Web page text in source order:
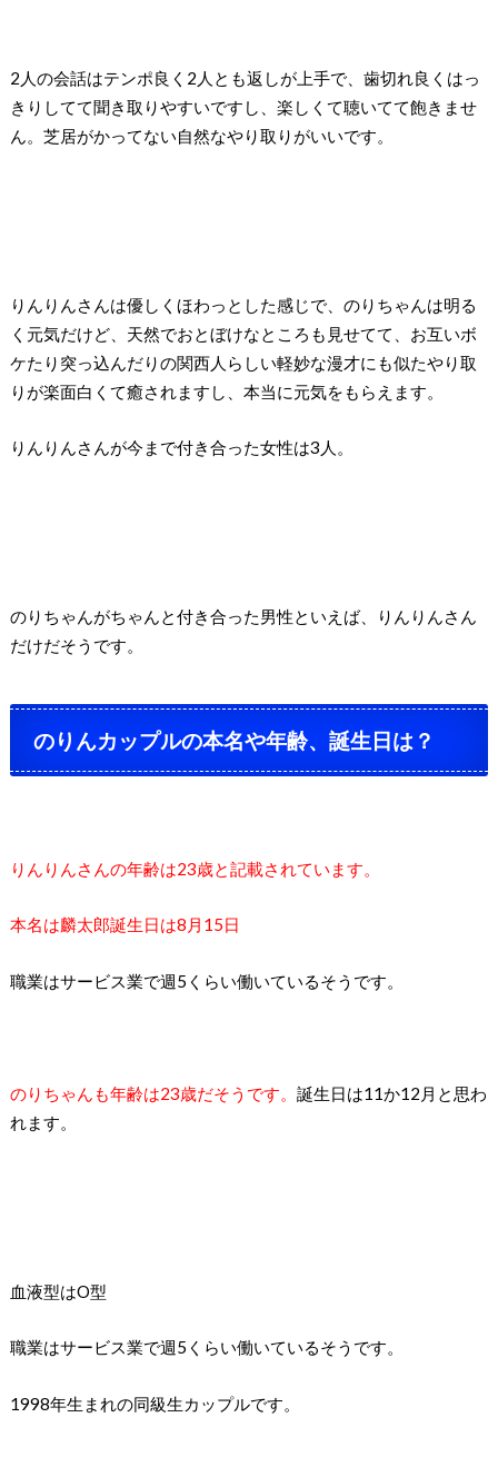
2人の会話はテンポ良く2人とも返しが上手で、歯切れ良くはっ
きりしてて聞き取りやすいですし、楽しくて聴いてて飽きませ
ん。芝居がかってない自然なやり取りがいいです。
りんりんさんは優しくほわっとした感じで、のりちゃんは明る
く元気だけど、天然でおとぼけなところも見せてて、お互いボ
ケたり突っ込んだりの関西人らしい軽妙な漫才にも似たやり取
りが楽面白くて癒されますし、本当に元気をもらえます。
りんりんさんが今まで付き合った女性は3人。
のりちゃんがちゃんと付き合った男性といえば、りんりんさん
だけだそうです。
のりんカップルの本名や年齢、誕生日は？
りんりんさんの年齢は23歳と記載されています。
本名は麟太郎誕生日は8月15日
職業はサービス業で週5くらい働いているそうです。
のりちゃんも年齢は23歳だそうです。 誕生日は11か12月と思わ
れます。
血液型はO型
職業はサービス業で週5くらい働いているそうです。
1998年生まれの同級生カップルです。